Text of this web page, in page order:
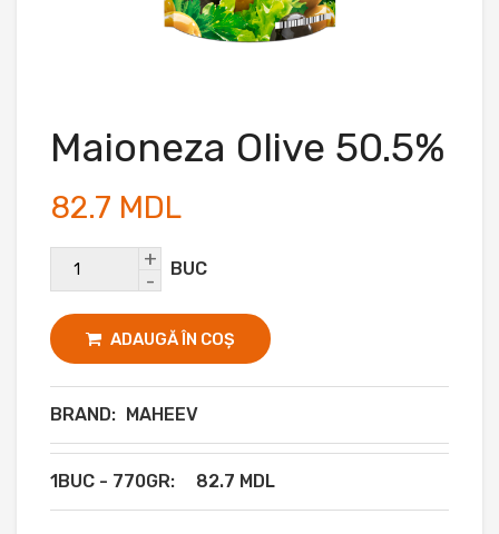
Maioneza Olive 50.5%
82.7 MDL
+
-
BUC
ADAUGĂ ÎN COȘ
BRAND: MAHEEV
1BUC - 770GR: 82.7 MDL